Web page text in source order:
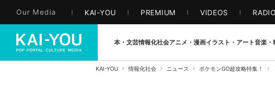
Our Media KAI-YOU PREMIUM VIDEOS RADIO
本・文芸情報化社会アニメ・漫画イラスト・アート音楽・
KAI-YOU 情報化社会 ニュース ポケモンGO超攻略特集！